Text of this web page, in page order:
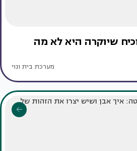
שיוקרה היא לא מה
מערכת בית ונוי